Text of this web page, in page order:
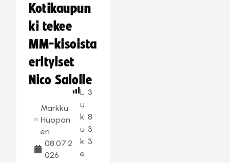
Kotikaupun
ki tekee
MM-kisoista
erityiset
Nico Salolle
Markku
Huopon
en
08.07.2
026
L
u
k
u
k
e
3
8
3
3